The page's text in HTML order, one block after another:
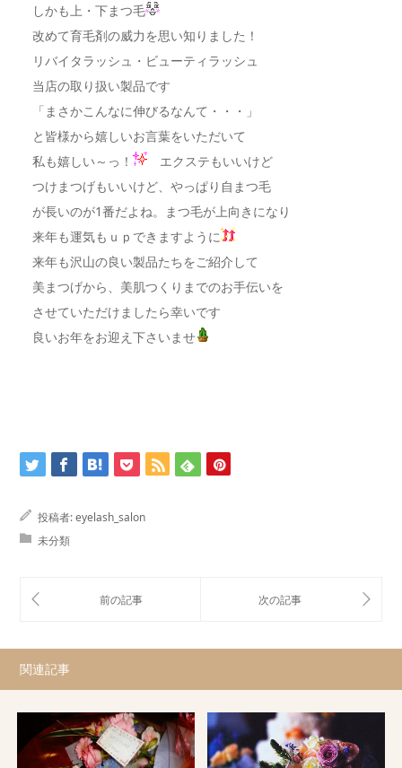
しかも上・下まつ毛
改めて育毛剤の威力を思い知りました！
リバイタラッシュ・ビューティラッシュ
当店の取り扱い製品です
「まさかこんなに伸びるなんて・・・」
と皆様から嬉しいお言葉をいただいて
私も嬉しい～っ！
エクステもいいけど
つけまつげもいいけど、やっぱり自まつ毛
が長いのが1番だよね。まつ毛が上向きになり
来年も運気もｕｐできますように
来年も沢山の良い製品たちをご紹介して
美まつげから、美肌つくりまでのお手伝いを
させていただけましたら幸いです
良いお年をお迎え下さいませ
投稿者:eyelash_salon
未分類
関連記事